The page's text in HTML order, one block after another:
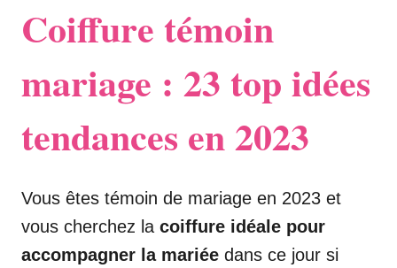
Coiffure témoin
mariage : 23 top idées
tendances en 2023
Vous êtes témoin de mariage en 2023 et
vous cherchez la coiffure idéale pour
accompagner la mariée dans ce jour si